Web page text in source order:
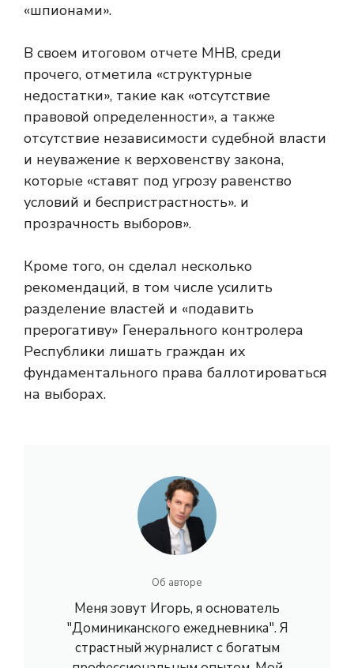
«шпионами».
В своем итоговом отчете МНВ, среди
прочего, отметила «структурные
недостатки», такие как «отсутствие
правовой определенности», а также
отсутствие независимости судебной власти
и неуважение к верховенству закона,
которые «ставят под угрозу равенство
условий и беспристрастность». и
прозрачность выборов».
Кроме того, он сделал несколько
рекомендаций, в том числе усилить
разделение властей и «подавить
прерогативу» Генерального контролера
Республики лишать граждан их
фундаментального права баллотироваться
на выборах.
Об авторе
Меня зовут Игорь, я основатель
"Доминиканского ежедневника". Я
страстный журналист с богатым